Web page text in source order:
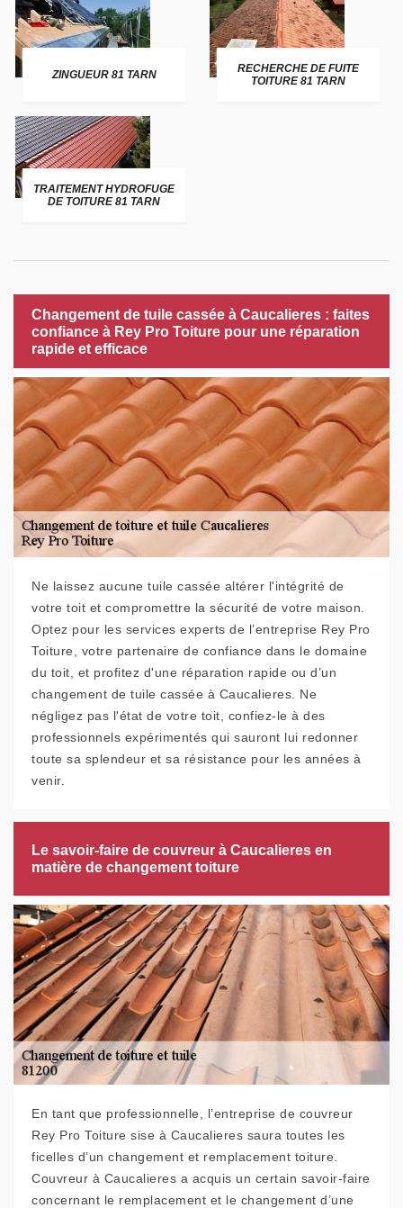
ZINGUEUR 81 TARN
RECHERCHE DE FUITE
TOITURE 81 TARN
TRAITEMENT HYDROFUGE
DE TOITURE 81 TARN
Changement de tuile cassée à Caucalieres : faites
confiance à Rey Pro Toiture pour une réparation
rapide et efficace
Ne laissez aucune tuile cassée altérer l'intégrité de
votre toit et compromettre la sécurité de votre maison.
Optez pour les services experts de l’entreprise Rey Pro
Toiture, votre partenaire de confiance dans le domaine
du toit, et profitez d'une réparation rapide ou d’un
changement de tuile cassée à Caucalieres. Ne
négligez pas l'état de votre toit, confiez-le à des
professionnels expérimentés qui sauront lui redonner
toute sa splendeur et sa résistance pour les années à
venir.
Le savoir-faire de couvreur à Caucalieres en
matière de changement toiture
En tant que professionnelle, l’entreprise de couvreur
Rey Pro Toiture sise à Caucalieres saura toutes les
ficelles d’un changement et remplacement toiture.
Couvreur à Caucalieres a acquis un certain savoir-faire
concernant le remplacement et le changement d’une